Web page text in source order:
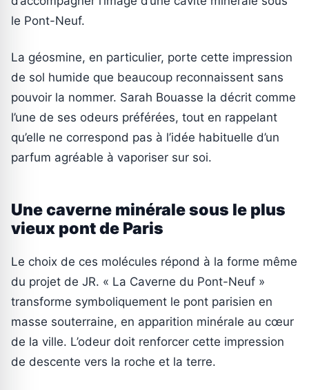
le Pont-Neuf.
La géosmine, en particulier, porte cette impression
de sol humide que beaucoup reconnaissent sans
pouvoir la nommer. Sarah Bouasse la décrit comme
l’une de ses odeurs préférées, tout en rappelant
qu’elle ne correspond pas à l’idée habituelle d’un
parfum agréable à vaporiser sur soi.
Une caverne minérale sous le plus
vieux pont de Paris
Le choix de ces molécules répond à la forme même
du projet de JR. « La Caverne du Pont-Neuf »
transforme symboliquement le pont parisien en
masse souterraine, en apparition minérale au cœur
de la ville. L’odeur doit renforcer cette impression
de descente vers la roche et la terre.